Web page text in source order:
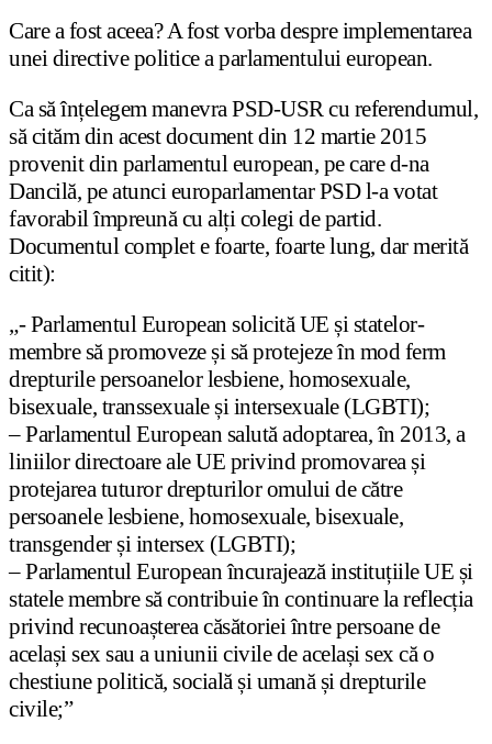
Care a fost aceea? A fost vorba despre implementarea
unei directive politice a parlamentului european.
Ca să înțelegem manevra PSD-USR cu referendumul,
să cităm din acest document din 12 martie 2015
provenit din parlamentul european, pe care d-na
Dancilă, pe atunci europarlamentar PSD l-a votat
favorabil împreună cu alți colegi de partid.
Documentul complet e foarte, foarte lung, dar merită
citit):
„- Parlamentul European solicită UE și statelor-
membre să promoveze și să protejeze în mod ferm
drepturile persoanelor lesbiene, homosexuale,
bisexuale, transsexuale și intersexuale (LGBTI);
– Parlamentul European salută adoptarea, în 2013, a
liniilor directoare ale UE privind promovarea și
protejarea tuturor drepturilor omului de către
persoanele lesbiene, homosexuale, bisexuale,
transgender și intersex (LGBTI);
– Parlamentul European încurajează instituțiile UE și
statele membre să contribuie în continuare la reflecția
privind recunoașterea căsătoriei între persoane de
același sex sau a uniunii civile de același sex că o
chestiune politică, socială și umană și drepturile
civile;”